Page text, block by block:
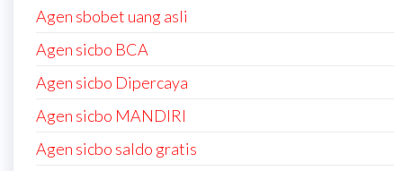
Agen sbobet uang asli
Agen sicbo BCA
Agen sicbo Dipercaya
Agen sicbo MANDIRI
Agen sicbo saldo gratis